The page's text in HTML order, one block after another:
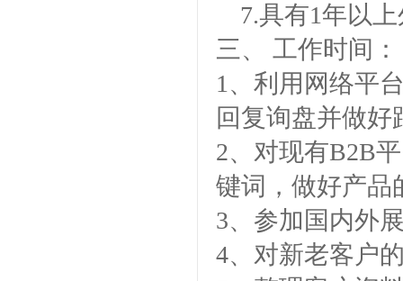
7.具有1年以
三、 工作时间：
1 、利用网络平
回复询盘并做好
2、对现有B2B
键词，做好产品
3、参加国内外
4、对新老客户